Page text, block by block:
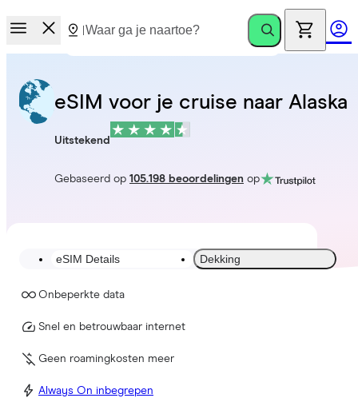
eSIM voor je cruise naar Alaska
Uitstekend
Gebaseerd op 105.198 beoordelingen op
eSIM Details Dekking
Onbeperkte data
Snel en betrouwbaar internet
Geen roamingkosten meer
Always On inbegrepen